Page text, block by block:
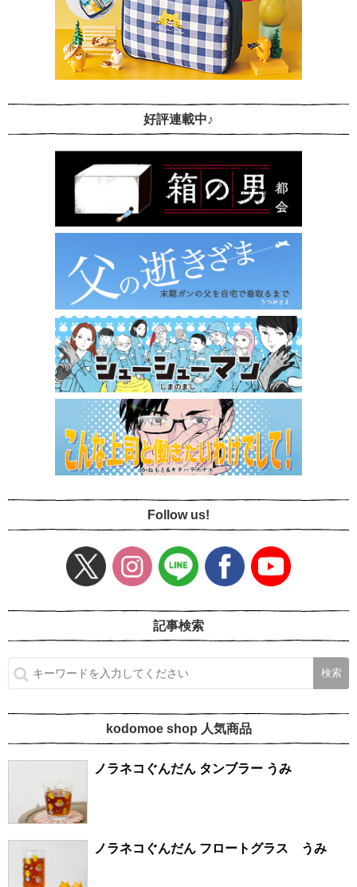
好評連載中♪
Follow us!
記事検索
kodomoe shop 人気商品
ノラネコぐんだん タンブラー うみ
ノラネコぐんだん フロートグラス うみ